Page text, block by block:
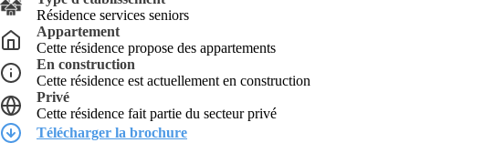
Résidence services seniors
Appartement
Cette résidence propose des appartements
En construction
Cette résidence est actuellement en construction
Privé
Cette résidence fait partie du secteur privé
Télécharger la brochure